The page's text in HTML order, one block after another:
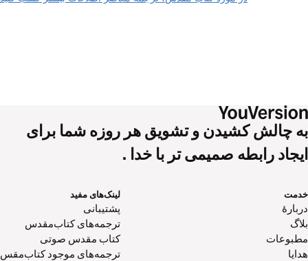
به چالش کشیدن و تشویق هر روزه شما برای
ایجاد رابطه صمیمی تر با خدا .
خدمت
دربارهٔ
بلاگ
مطبوعات
هدایا
لینک‌های مفید
پشتیبانی
ترجمه‌های کتاب‌مقدس
کتاب‌ مقدس صوتی
ترجمه‌های موجود کتاب‌مقس